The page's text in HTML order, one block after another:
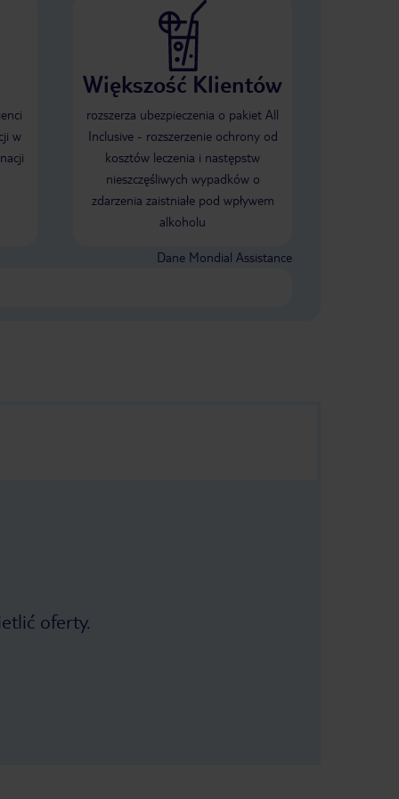
w
Większość Klientów
rozszerza ubezpieczenia o pakiet All
Inclusive - rozszerzenie ochrony od
kosztów leczenia i następstw
nieszczęśliwych wypadków o
zdarzenia zaistniałe pod wpływem
alkoholu
Dane Mondial Assistance
oferty.